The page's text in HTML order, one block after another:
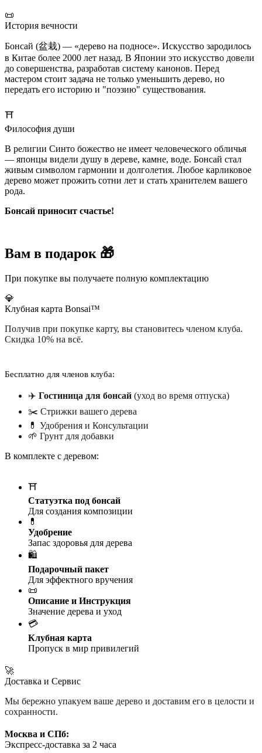
📜
История вечности
Бонсай (盆栽) — «дерево на подносе». Искусство зародилось
в Китае более 2000 лет назад. В Японии это искусство довели
до совершенства, разработав систему канонов. Перед
мастером стоит задача не только уменьшить дерево, но
передать его историю и "поэзию" существования.
⛩️
Философия души
В религии Синто божество не имеет человеческого обличья
— японцы видели душу в дереве, камне, воде. Бонсай стал
живым символом гармонии и долголетия. Любое карликовое
дерево может прожить сотни лет и стать хранителем вашего
рода.
Бонсай приносит счастье!
Вам в подарок 🎁
При покупке вы получаете полную комплектацию
💎
Клубная карта Bonsai™
Получив при покупке карту, вы становитесь членом клуба.
Скидка 10% на всё.
Бесплатно для членов клуба:
✈️ Гостиница для бонсай (уход во время отпуска)
✂️ Стрижки вашего дерева
💊 Удобрения и Консультации
🌱 Грунт для добавки
В комплекте с деревом:
⛩️
Статуэтка под бонсай
Для создания композиции
💊
Удобрение
Запас здоровья для дерева
🛍️
Подарочный пакет
Для эффектного вручения
📜
Описание и Инструкция
Значение дерева и уход
💳
Клубная карта
Пропуск в мир привилегий
🚀
Доставка и Сервис
Мы бережно упакуем ваше дерево и доставим его в целости и
сохранности.
Москва и СПб:
Экспресс-доставка за 2 часа